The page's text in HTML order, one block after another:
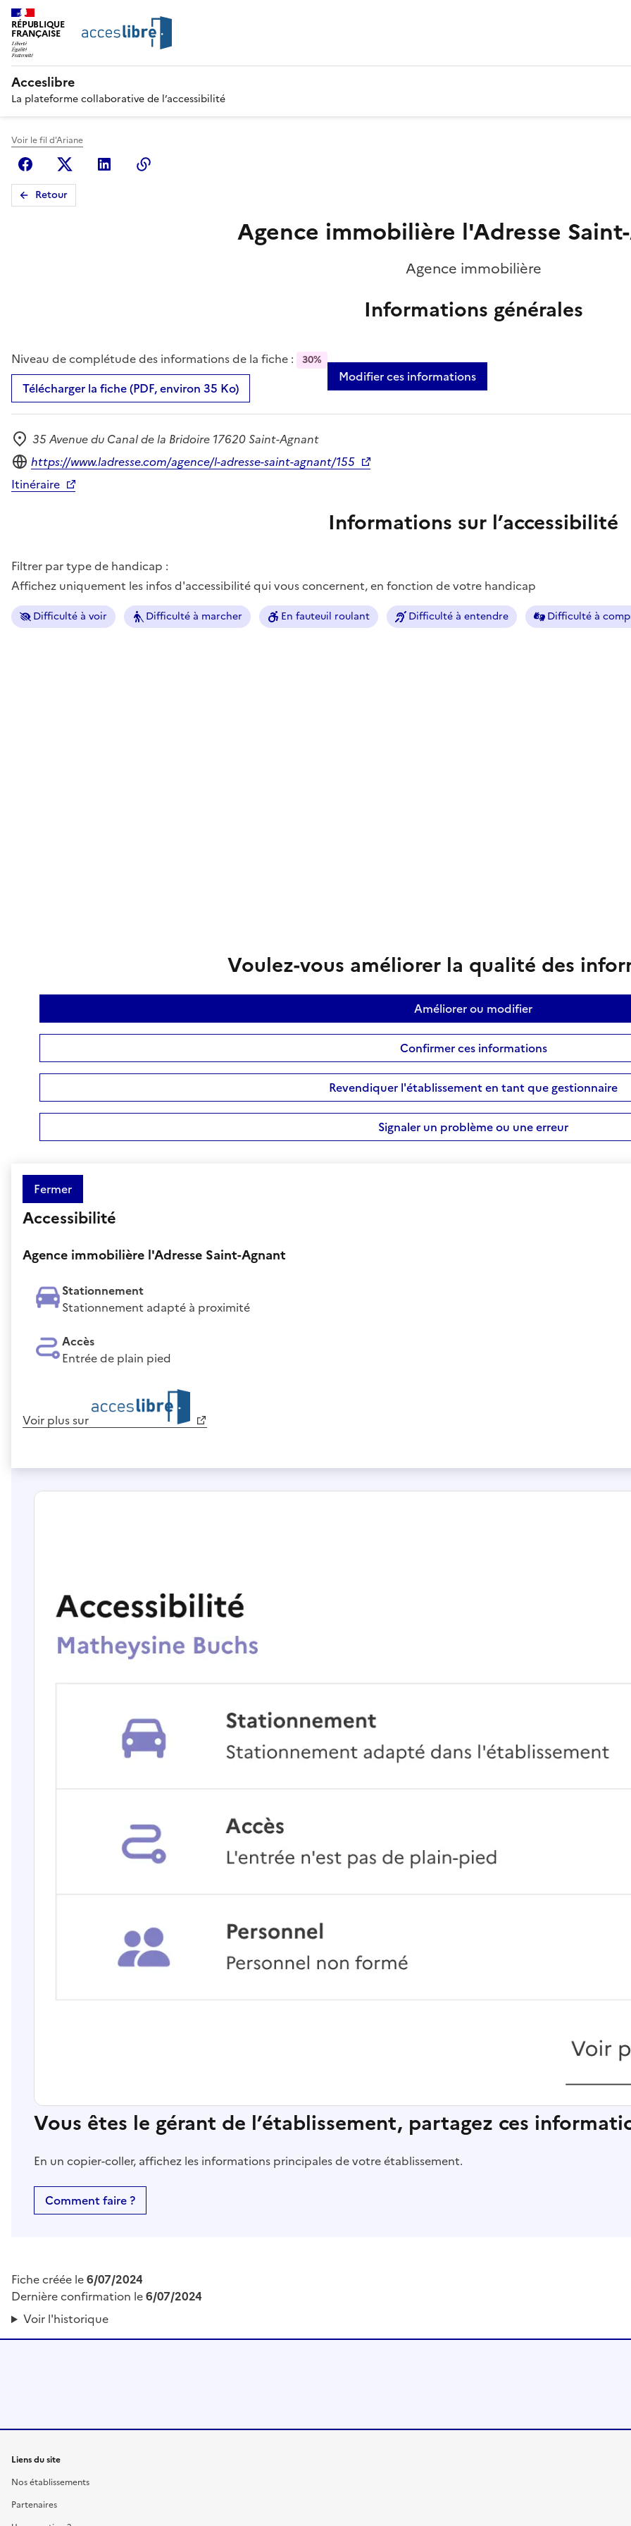
RÉPUBLIQUE
FRANÇAISE
Acceslibre
La plateforme collaborative de l’accessibilité
Voir le fil d'Ariane
FacebookX (anciennement Twitter)
Linkedin
Retour
Agence immobilière l'Adresse
Agence immobilière
Informations générales
Niveau de complétude des informations de la fiche : 30%
Télécharger la fiche (PDF, environ 35 Ko)
Modifier ces informations
Adresse
35 Avenue du Canal de la Bridoire 17620 Saint-Agnant
Site internet
https://www.ladresse.com/agence/l-adresse-saint-agnant/155
Itinéraire
Informations sur l’accessibilité
Filtrer par type de handicap :
Affichez uniquement les infos d'accessibilité qui vous concernent, en fonction de votre handicap
Difficulté à voir Difficulté à marcher En fauteuil roulant Difficulté à entendre Difficulté à
Voulez-vous améliorer la qualité des
Améliorer ou modifier
Confirmer ces informations
Revendiquer l'établissement en tant que gestionnaire
Signaler un problème ou une erreur
Fermer
Accessibilité
Agence immobilière l'Adresse Saint-Agnant
Stationnement
Stationnement adapté à proximité
Accès
Entrée de plain pied
Voir plus sur
Vous êtes le gérant de l’établissement, partagez ces
En un copier-coller, affichez les informations principales de votre établissement.
Comment faire ?
Fiche créée le6/07/2024
Dernière confirmation le6/07/2024
Voir l'historique
Liens du site
Nos établissements
Partenaires